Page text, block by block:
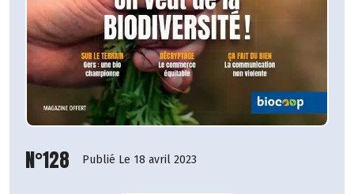
N°128 Publié Le 18 avril 2023